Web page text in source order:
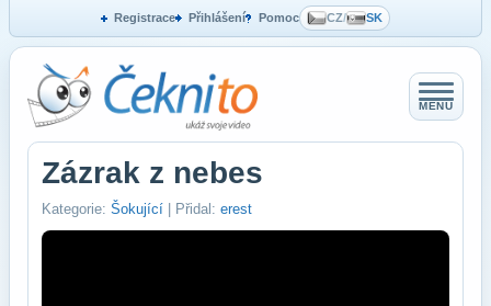
Registrace Přihlášení Pomoc CZ/ SK
MENU
Zázrak z nebes
Kategorie: Šokující | Přidal: erest